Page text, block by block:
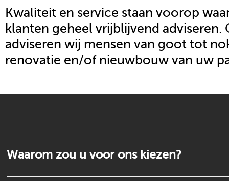
Kwaliteit en service staan voorop
klanten geheel vrijblijvend adviseren.
adviseren wij mensen van goot tot
renovatie en/of nieuwbouw van uw
Waarom zou u voor ons kiezen?